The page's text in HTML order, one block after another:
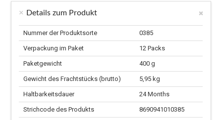
Details zum Produkt
Nummer der Produktsorte 0385
Verpackung im Paket 12 Packs
Paketgewicht 400 g
Gewicht des Frachtstücks (brutto) 5,95 kg
Haltbarkeitsdauer 24 Months
Strichcode des Produkts 8690941010385